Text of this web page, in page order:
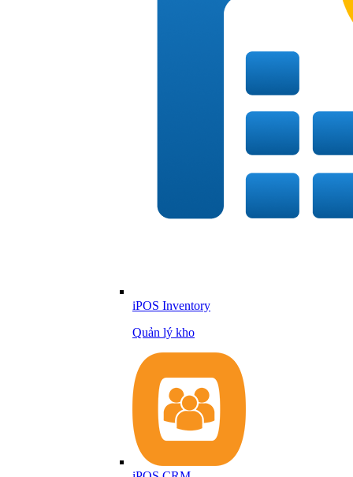
iPOS Inventory
Quản lý kho